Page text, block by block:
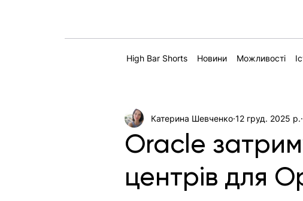
High Bar Shorts Новини Можливості
Oracle
центрів для
Катерина Шевченко 12 груд. 2025 р.